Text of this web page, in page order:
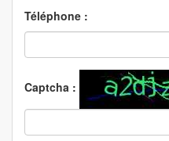
Téléphone :
Captcha :